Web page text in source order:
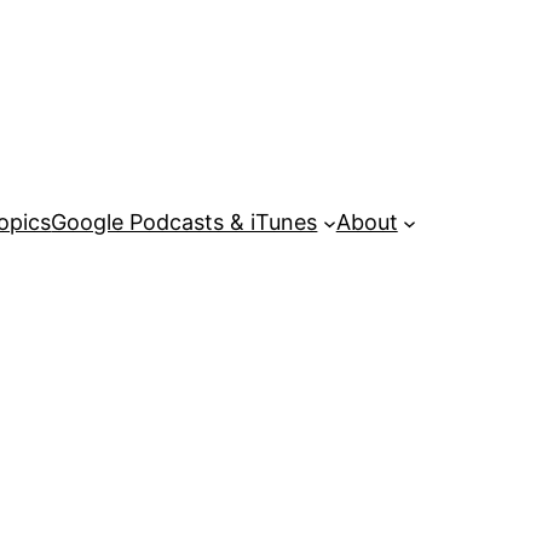
Google Podcasts & iTunes About